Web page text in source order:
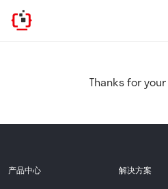
Thanks for
产品中心 解决方案